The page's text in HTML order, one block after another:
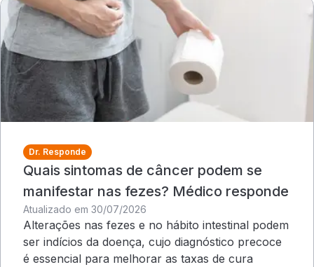
Dr. Responde
Quais sintomas de câncer podem se
manifestar nas fezes? Médico responde
Atualizado em 30/07/2026
Alterações nas fezes e no hábito intestinal podem
ser indícios da doença, cujo diagnóstico precoce
é essencial para melhorar as taxas de cura